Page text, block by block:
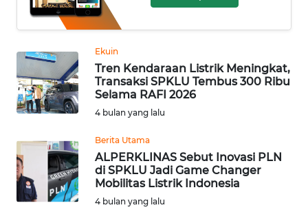
Ekuin
Tren Kendaraan Listrik Meningkat,
Transaksi SPKLU Tembus 300 Ribu
Selama RAFI 2026
4 bulan yang lalu
Berita Utama
ALPERKLINAS Sebut Inovasi PLN
di SPKLU Jadi Game Changer
Mobilitas Listrik Indonesia
4 bulan yang lalu
KRIMINAL
EKUIN
SAINS-TEKNO
INTERNASIONAL